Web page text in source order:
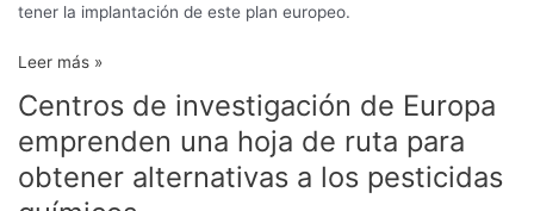
tener la implantación de este plan europeo.
Leer más »
Centros de investigación de Europa
emprenden una hoja de ruta para
obtener alternativas a los pesticidas
Centros
investigación
de
Europa